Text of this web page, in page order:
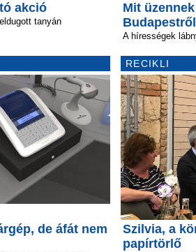
akció
tanyán
de áfát nem
Mit
A hírességek
RECIKLI
Szilvia, a
papírtörlő